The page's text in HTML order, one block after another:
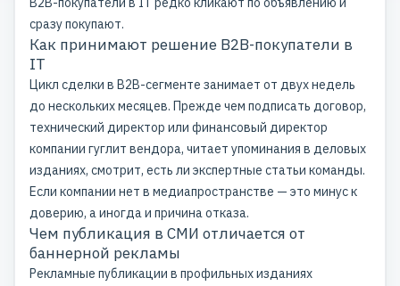
сразу покупают.
Как принимают решение B2B-покупатели в
IT
Цикл сделки в B2B-сегменте занимает от двух недель
до нескольких месяцев. Прежде чем подписать договор,
технический директор или финансовый директор
компании гуглит вендора, читает упоминания в деловых
изданиях, смотрит, есть ли экспертные статьи команды.
Если компании нет в медиапространстве — это минус к
доверию, а иногда и причина отказа.
Чем публикация в СМИ отличается от
баннерной рекламы
Рекламные публикации в профильных изданиях